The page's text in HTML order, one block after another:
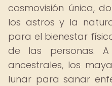
cosmovisión única,
los astros y la
para el bienestar
de las personas.
ancestrales, los
lunar para sanar